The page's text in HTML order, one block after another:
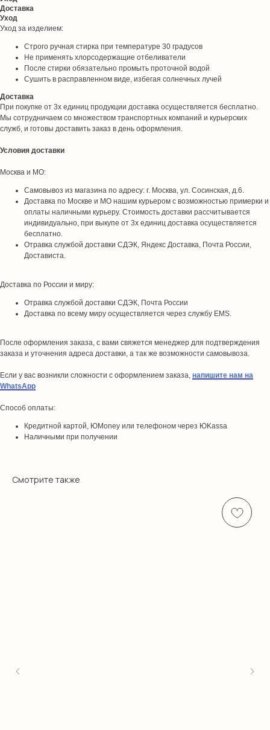
Доставка
Уход
Уход за изделием:
Строго ручная стирка при температуре 30 градусов
Не применять хлорсодержащие отбеливатели
После стирки обязательно промыть проточной водой
Сушить в расправленном виде, избегая солнечных лучей
Доставка
При покупке от 3х единиц продукции доставка осуществляется бесплатно.
Мы сотрудничаем со множеством транспортных компаний и курьерских
служб, и готовы доставить заказ в день оформления.
Условия доставки
Москва и МО:
Самовывоз из магазина по адресу: г. Москва, ул. Сосинская, д.6.
Доставка по Москве и МО нашим курьером с возможностью примерки и
оплаты наличными курьеру. Стоимость доставки рассчитывается
индивидуально, при выкупе от 3х единиц доставка осуществляется
бесплатно.
Отравка службой доставки СДЭК, Яндекс Доставка, Почта России,
Достависта.
Доставка по России и миру:
Отравка службой доставки СДЭК, Почта России
Доставка по всему миру осуществляется через службу EMS.
После оформления заказа, с вами свяжется менеджер для подтверждения
заказа и уточнения адреса доставки, а так же возможности самовывоза.
Если у вас возникли сложности с оформлением заказа, напишите нам на
WhatsApp
Способ оплаты:
Кредитной картой, ЮMoney или телефоном через ЮKassa
Наличными при получении
Смотрите также